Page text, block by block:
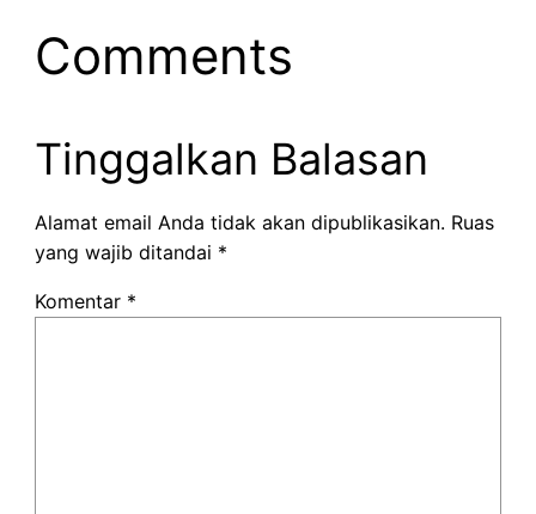
Comments
Tinggalkan Balasan
Alamat email Anda tidak akan dipublikasikan. Ruas
yang wajib ditandai *
Komentar *